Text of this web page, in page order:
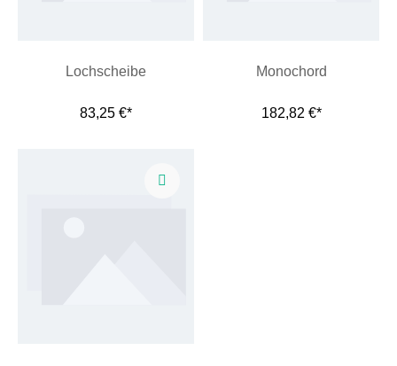
Lochscheibe
83,25 €*
Monochord
182,82 €*